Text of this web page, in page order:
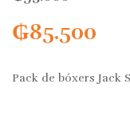
₲85.500
Pack de bóxers Jack